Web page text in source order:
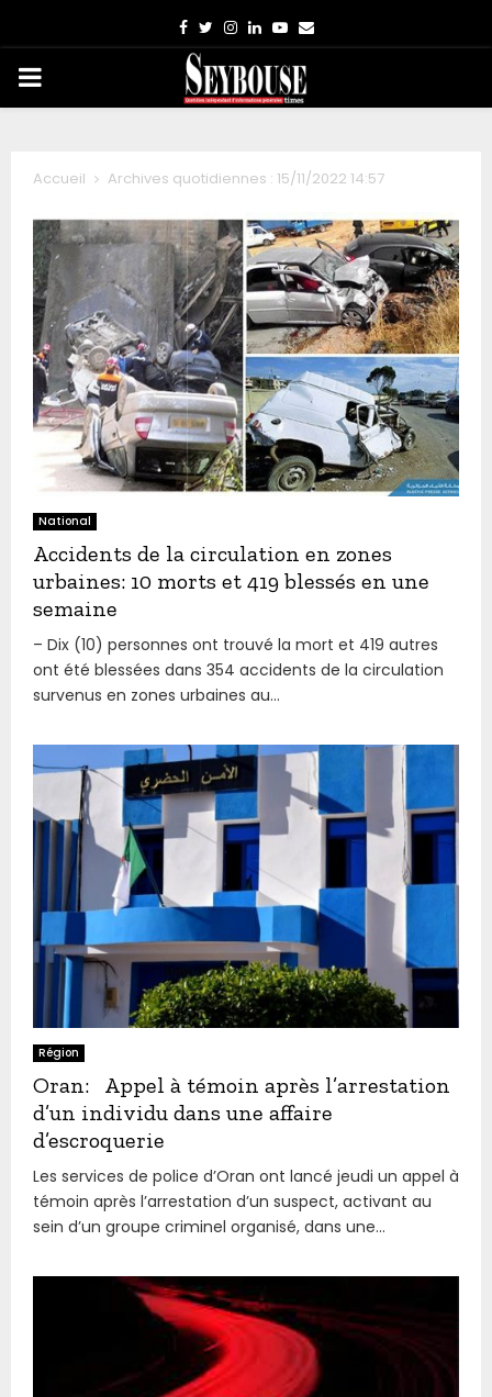
Facebook
TwitterInstagram
LinkedinYoutube
Email
PRIMARY
Accueil Archives quotidiennes : 15/11/2022 14:57
National
Accidents de la circulation en zones
urbaines: 10 morts et 419 blessés en une
semaine
– Dix (10) personnes ont trouvé la mort et 419 autres
ont été blessées dans 354 accidents de la circulation
survenus en zones urbaines au...
Région
Oran: Appel à témoin après l’arrestation
d’un individu dans une affaire
d’escroquerie
Les services de police d’Oran ont lancé jeudi un appel à
témoin après l’arrestation d’un suspect, activant au
sein d’un groupe criminel organisé, dans une...